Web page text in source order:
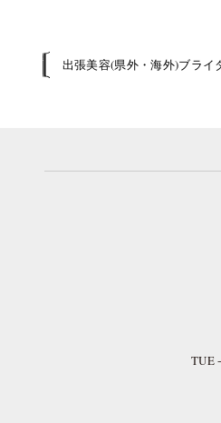
出張美容(県外・海外)ブラ
TUE